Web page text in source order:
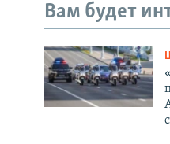
Вам будет